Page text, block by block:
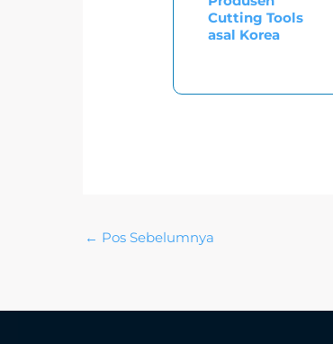
Cutting Tools
asal Korea
← Pos Sebelumnya